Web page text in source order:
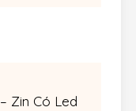
Zin Có Led